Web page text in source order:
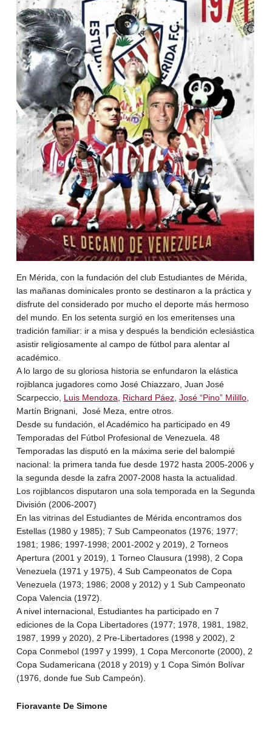
En Mérida, con la fundación del club Estudiantes de Mérida,
las mañanas dominicales pronto se destinaron a la práctica y
disfrute del considerado por mucho el deporte más hermoso
del mundo. En los setenta surgió en los emeritenses una
tradición familiar: ir a misa y después la bendición eclesiástica
asistir religiosamente al campo de fútbol para alentar al
académico.
A lo largo de su gloriosa historia se enfundaron la elástica
rojiblanca jugadores como José Chiazzaro, Juan José
Scarpeccio, Luis Mendoza, Richard Páez, José “Pino” Milillo,
Martín Brignani, José Meza, entre otros.
Desde su fundación, el Académico ha participado en 49
Temporadas del Fútbol Profesional de Venezuela. 48
Temporadas las disputó en la máxima serie del balompié
nacional: la primera tanda fue desde 1972 hasta 2005-2006 y
la segunda desde la zafra 2007-2008 hasta la actualidad.
Los rojiblancos disputaron una sola temporada en la Segunda
División (2006-2007)
En las vitrinas del Estudiantes de Mérida encontramos dos
Estellas (1980 y 1985); 7 Sub Campeonatos (1976; 1977;
1981; 1986; 1997-1998; 2001-2002 y 2019), 2 Torneos
Apertura (2001 y 2019), 1 Torneo Clausura (1998), 2 Copa
Venezuela (1971 y 1975), 4 Sub Campeonatos de Copa
Venezuela (1973; 1986; 2008 y 2012) y 1 Sub Campeonato
Copa Valencia (1972).
A nivel internacional, Estudiantes ha participado en 7
ediciones de la Copa Libertadores (1977; 1978, 1981, 1982,
1987, 1999 y 2020), 2 Pre-Libertadores (1998 y 2002), 2
Copa Conmebol (1997 y 1999), 1 Copa Merconorte (2000), 2
Copa Sudamericana (2018 y 2019) y 1 Copa Simón Bolívar
(1976, donde fue Sub Campeón).
Fioravante De Simone